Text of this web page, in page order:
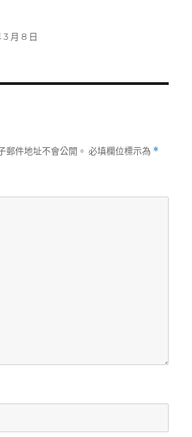
3 月 8 日
郵件地址不會公開。 必填欄位標示為 *